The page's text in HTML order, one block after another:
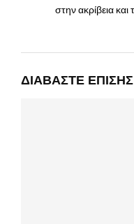
στην ακρίβεια
ΔΙΑΒΆΣΤΕ ΕΠΊΣΗΣ